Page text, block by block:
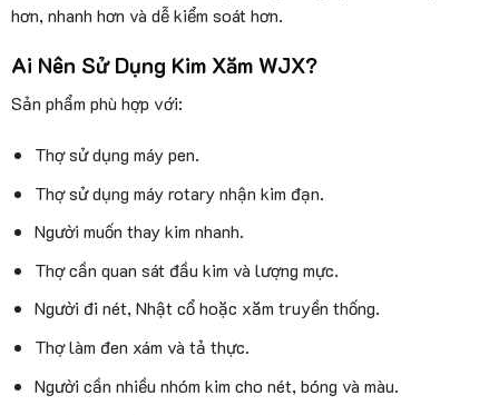
hơn, nhanh hơn và dễ kiểm soát hơn.
Ai Nên Sử Dụng Kim Xăm WJX?
Sản phẩm phù hợp với:
Thợ sử dụng máy pen.
Thợ sử dụng máy rotary nhận kim đạn.
Người muốn thay kim nhanh.
Thợ cần quan sát đầu kim và lượng mực.
Người đi nét, Nhật cổ hoặc xăm truyền thống.
Thợ làm đen xám và tả thực.
Người cần nhiều nhóm kim cho nét, bóng và màu.